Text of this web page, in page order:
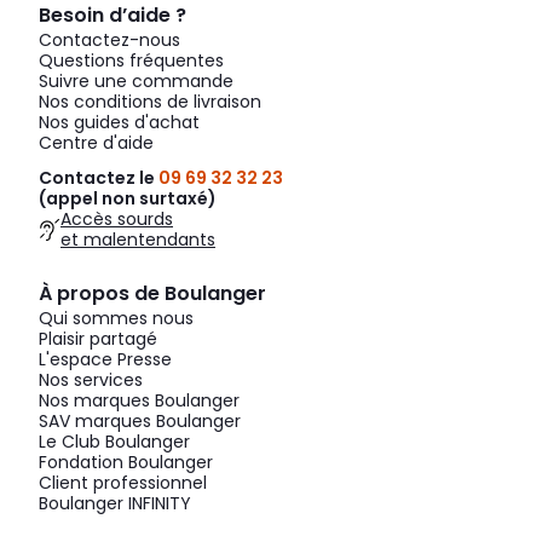
Besoin d’aide ?
Contactez-nous
Questions fréquentes
Suivre une commande
Nos conditions de livraison
Nos guides d'achat
Centre d'aide
Contactez le 09 69 32 32 23
(appel non surtaxé)
Accès sourds
et malentendants
À propos de Boulanger
Qui sommes nous
Plaisir partagé
L'espace Presse
Nos services
Nos marques Boulanger
SAV marques Boulanger
Le Club Boulanger
Fondation Boulanger
Client professionnel
Boulanger INFINITY